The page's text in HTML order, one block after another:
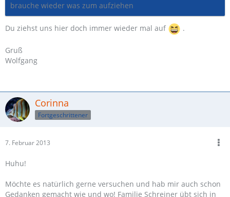
brauche wieder was zum aufziehen
Du ziehst uns hier doch immer wieder mal auf .
Gruß
Wolfgang
Corinna
Fortgeschrittener
7. Februar 2013
Huhu!
Möchte es natürlich gerne versuchen und hab mir auch schon
Gedanken gemacht wie und wo! Familie Schreiner übt sich in